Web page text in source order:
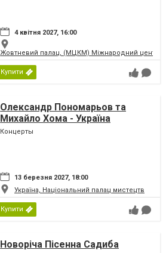
4 квітня 2027, 16:00
Жовтневий палац, (МЦКМ) Міжнародний центр
Купити
Олександр Пономарьов та
Михайло Хома - Україна
Переможе!
Концерты
13 березня 2027, 18:00
Україна, Національний палац мистецтв
Купити
Новоріча Пісенна Садиба